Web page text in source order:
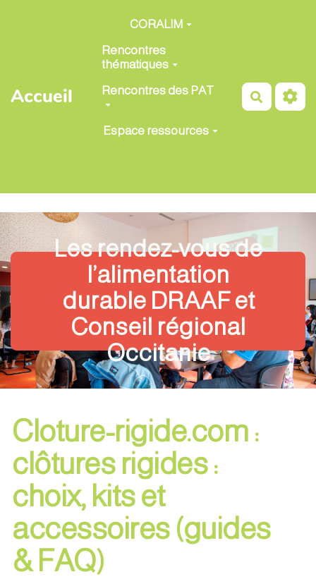
Aller au contenu principal
Accueil
CORALIM
Rencontres
thématiques
Rencontres des PAT
Espace ressources
Les rendez-vous de
l’alimentation
durable DRAAF et
Conseil régional
Occitanie
Cloture-rigide.com :
clôtures rigides :
choix, kits et
accessoires (guides
& FAQ)